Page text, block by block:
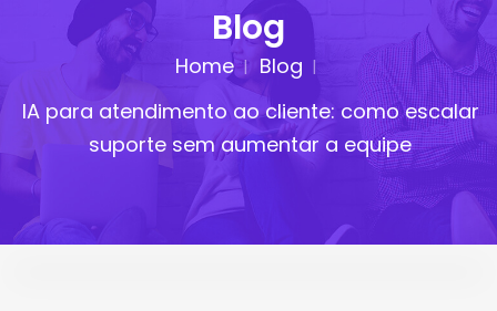
Blog
Home
Blog
IA para atendimento ao cliente: como escalar
suporte sem aumentar a equipe